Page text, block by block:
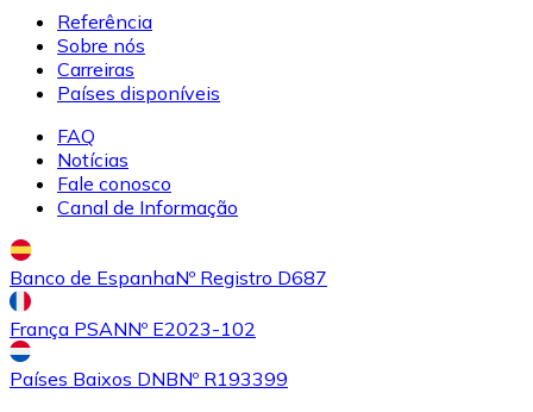
Comprar
UNI
Referência
Sobre nós
Carreiras
Países disponíveis
FAQ
Notícias
Fale conosco
Canal de Informação
Banco de EspanhaNº Registro D687
França PSANNº E2023-102
Países Baixos DNBNº R193399